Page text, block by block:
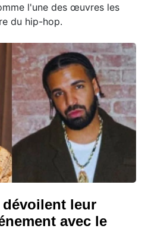
l'une des œuvres les
du hip-hop.
dévoilent leur
avec le